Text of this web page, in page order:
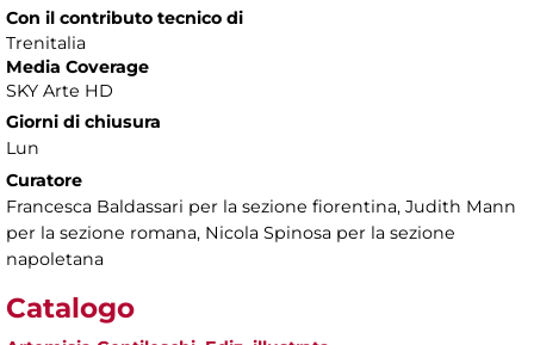
Con il contributo tecnico di
Trenitalia
Media Coverage
SKY Arte HD
Giorni di chiusura
Lun
Curatore
Francesca Baldassari per la sezione fiorentina, Judith Mann
per la sezione romana, Nicola Spinosa per la sezione
napoletana
Catalogo